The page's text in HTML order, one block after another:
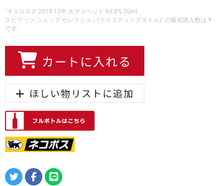
"オスロスク 2010 12年 ホグスヘッド 60.8% 20ml
スピリッツ ショップ セレクション(テイスティングボトル)" の最低購入数は 1
です.
カートに入れる
ほしい物リストに追加